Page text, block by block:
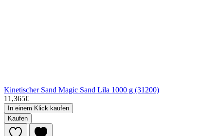
Kinetischer Sand Magic Sand Lila 1000 g (31200)
11,365€
In einem Klick kaufen
Kaufen